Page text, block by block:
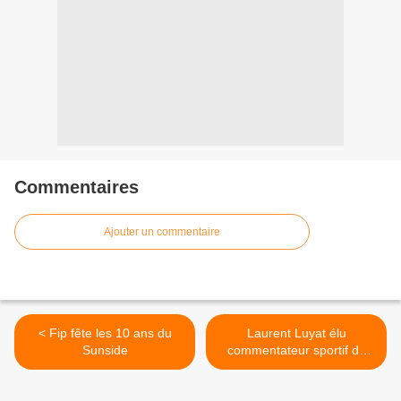
Commentaires
Ajouter un commentaire
< Fip fête les 10 ans du
Sunside
Laurent Luyat élu
commentateur sportif de
l’année par l’Association